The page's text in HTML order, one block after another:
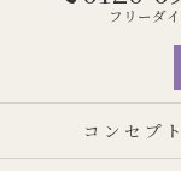
フリーダ
コンセプト